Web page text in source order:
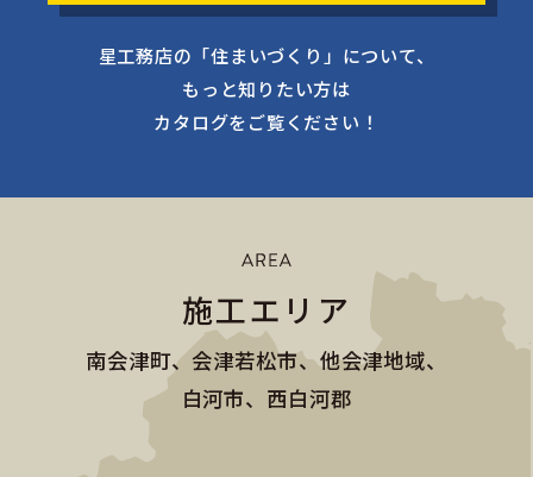
星工務店の「住まいづくり」について、
もっと知りたい方は
カタログをご覧ください！
施工エリア
南会津町、会津若松市、他会津地域、
白河市、西白河郡